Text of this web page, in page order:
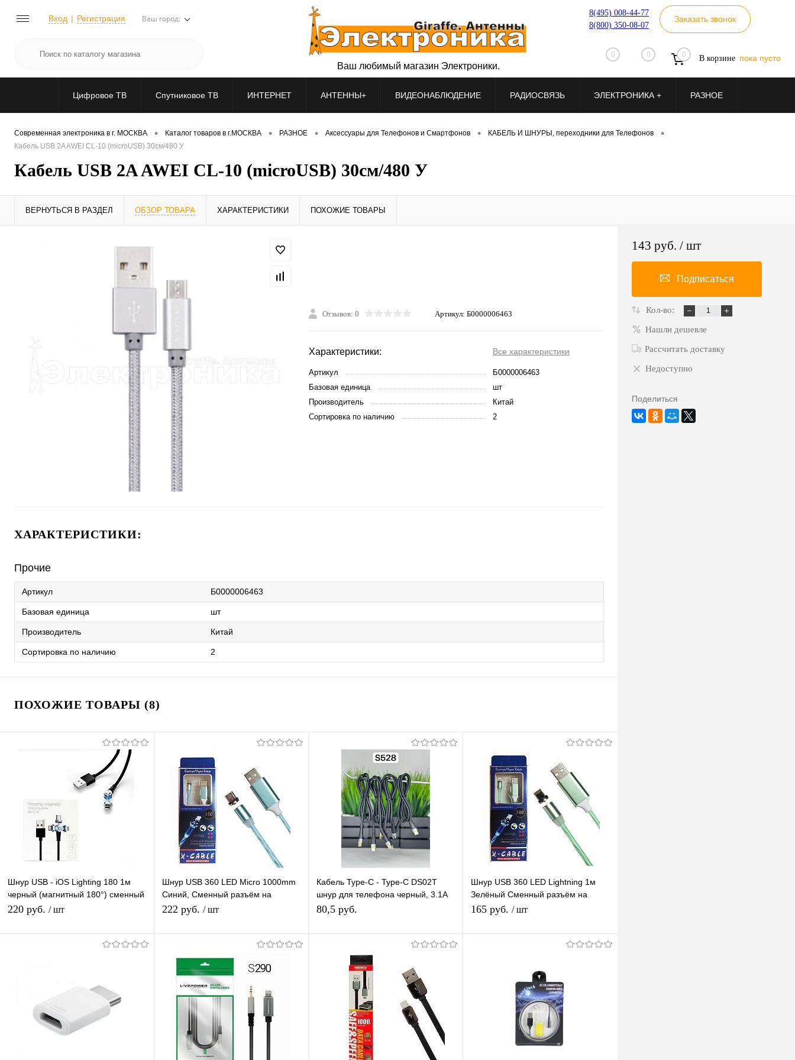
Вход Регистрация Ваш город:
8(495) 008-44-77
8(800) 350-08-07
Заказать звонок
0 0 0 В корзине пока пусто
Ваш любимый магазин Электроники.
Цифровое ТВ Спутниковое ТВ ИНТЕРНЕТ АНТЕННЫ+ ВИДЕОНАБЛЮДЕНИЕ РАДИОСВЯЗЬ ЭЛЕКТРОНИКА + РАЗНОЕ
Современная электроника в г. МОСКВА • Каталог товаров в г.МОСКВА • РАЗНОЕ • Аксессуары для Телефонов и Смартфонов • КАБЕЛЬ И ШНУРЫ, переходники для Телефонов •
Кабель USB 2A AWEI CL-10 (microUSB) 30см/480 У
Кабель USB 2A AWEI CL-10 (microUSB) 30см/480 У
ВЕРНУТЬСЯ В РАЗДЕЛ ОБЗОР ТОВАРА ХАРАКТЕРИСТИКИ ПОХОЖИЕ ТОВАРЫ
Отзывов: 0 Артикул: Б0000006463
Характеристики: Все характеристики
Артикул
Б0000006463
Базовая единица
шт
Производитель
Китай
Сортировка по наличию
2
ХАРАКТЕРИСТИКИ:
Прочие
Артикул Б0000006463
Базовая единица шт
Производитель Китай
Сортировка по наличию 2
ПОХОЖИЕ ТОВАРЫ (8)
Шнур USB - iOS Lighting 180 1м
черный (магнитный 180°) сменный
разъем на магните, кабель
220 руб. / шт
В избранное В наличии
Шнур USB 360 LED Micro 1000mm
Синий, Сменный разъём на
магните 360 градусов светящийся
222 руб. / шт
Купить в 1 клик
В избранное В наличии
Кабель Type-C - Type-C DS02T
шнур для телефона черный, 3.1A
60W, длина 1м
80,5 руб.
Купить в 1 клик К сравнению
В избранное Под заказ
Шнур USB 360 LED Lightning 1м
Зелёный Сменный разъём на
магните 360 градусов светящийся
165 руб. / шт
Купить в 1 клик К сравнению
В избранное В наличии
143 руб. / шт
Подписаться
Кол-во:
Нашли дешевле
Рассчитать доставку
Недоступно
Поделиться